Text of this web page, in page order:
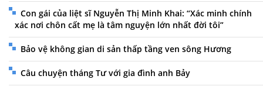
Con gái của liệt sĩ Nguyễn Thị Minh Khai: “Xác minh chính
xác nơi chôn cất mẹ là tâm nguyện lớn nhất đời tôi”
Bảo vệ không gian di sản thấp tầng ven sông Hương
Câu chuyện tháng Tư với gia đình anh Bảy